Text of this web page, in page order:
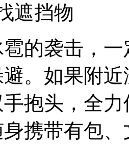
遮挡物
的袭击，
。如果附
抱头，全
携带有包